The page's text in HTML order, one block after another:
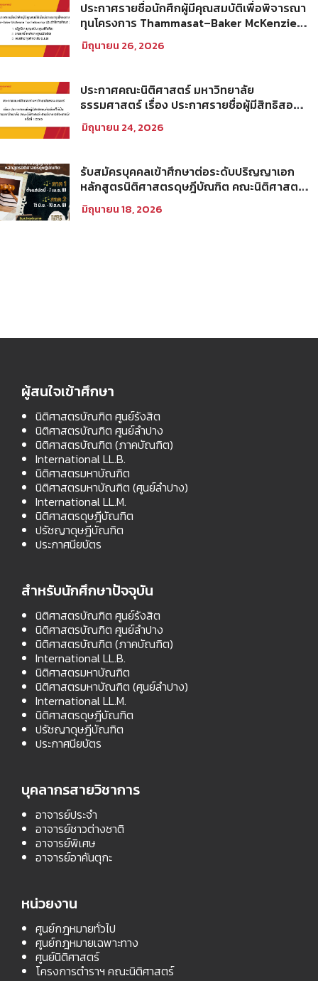
ประกาศรายชื่อนักศึกผู้มีคุณสมบัติเพื่อพิจารณา
ทุนโครงการ Thammasat–Baker McKenzie
Tax Fellowship ประจำปีการศึกษา 2569
มิถุนายน 26, 2026
ประกาศคณะนิติศาสตร์ มหาวิทยาลัย
ธรรมศาสตร์ เรื่อง ประกาศรายชื่อผู้มีสิทธิสอบ
คัดเลือกให้เป็นพนักงานมหาวิทยาลัย (คณะ
นิติศาสตร์) สายวิชาการประเภทนักวิจัย ครั้งที่
มิถุนายน 24, 2026
รับสมัครบุคคลเข้าศึกษาต่อระดับปริญญาเอก
หลักสูตรนิติศาสตรดุษฎีบัณฑิต คณะนิติศาสตร์
มหาวิทยาลัยธรรมศาสตร์ ประจำภาคการศึกษา
ที่ 2 ปีการศึกษา 2569
มิถุนายน 18, 2026
ผู้สนใจเข้าศึกษา
นิติศาสตรบัณฑิต ศูนย์รังสิต
นิติศาสตรบัณฑิต ศูนย์ลำปาง
นิติศาสตรบัณฑิต (ภาคบัณฑิต)
International LL.B.
นิติศาสตรมหาบัณฑิต
นิติศาสตรมหาบัณฑิต (ศูนย์ลำปาง)
International LL.M.
นิติศาสตรดุษฎีบัณฑิต
ปรัชญาดุษฎีบัณฑิต
ประกาศนียบัตร
สำหรับนักศึกษาปัจจุบัน
นิติศาสตรบัณฑิต ศูนย์รังสิต
นิติศาสตรบัณฑิต ศูนย์ลำปาง
นิติศาสตรบัณฑิต (ภาคบัณฑิต)
International LL.B.
นิติศาสตรมหาบัณฑิต
นิติศาสตรมหาบัณฑิต (ศูนย์ลำปาง)
International LL.M.
นิติศาสตรดุษฎีบัณฑิต
ปรัชญาดุษฎีบัณฑิต
ประกาศนียบัตร
บุคลากรสายวิชาการ
อาจารย์ประจำ
อาจารย์ชาวต่างชาติ
อาจารย์พิเศษ
อาจารย์อาคันตุกะ
หน่วยงาน
ศูนย์กฎหมายทั่วไป
ศูนย์กฎหมายเฉพาะทาง
ศูนย์นิติศาสตร์
โครงการตำราฯ คณะนิติศาสตร์